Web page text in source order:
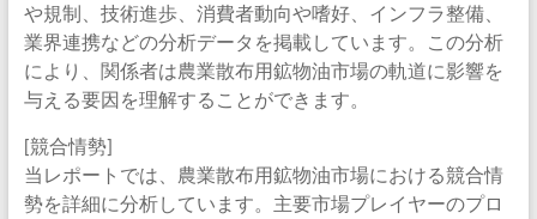
や規制、技術進歩、消費者動向や嗜好、インフラ整備、
業界連携などの分析データを掲載しています。この分析
により、関係者は農業散布用鉱物油市場の軌道に影響を
与える要因を理解することができます。
[競合情勢]
当レポートでは、農業散布用鉱物油市場における競合情
勢を詳細に分析しています。主要市場プレイヤーのプロ